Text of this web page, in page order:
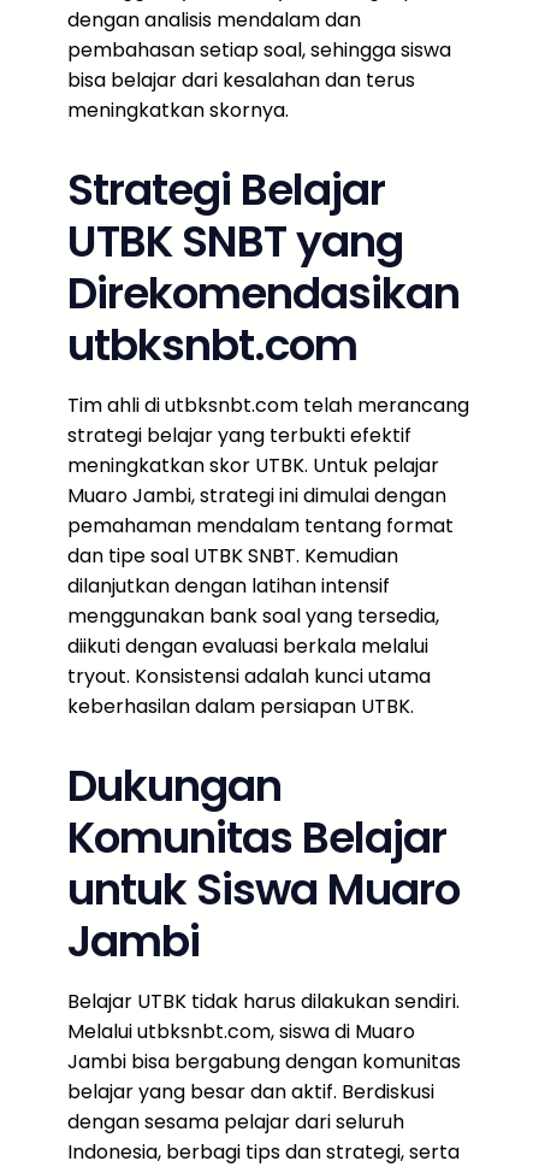
dengan analisis mendalam dan
pembahasan setiap soal, sehingga siswa
bisa belajar dari kesalahan dan terus
meningkatkan skornya.
Strategi Belajar
UTBK SNBT yang
Direkomendasikan
utbksnbt.com
Tim ahli di utbksnbt.com telah merancang
strategi belajar yang terbukti efektif
meningkatkan skor UTBK. Untuk pelajar
Muaro Jambi, strategi ini dimulai dengan
pemahaman mendalam tentang format
dan tipe soal UTBK SNBT. Kemudian
dilanjutkan dengan latihan intensif
menggunakan bank soal yang tersedia,
diikuti dengan evaluasi berkala melalui
tryout. Konsistensi adalah kunci utama
keberhasilan dalam persiapan UTBK.
Dukungan
Komunitas Belajar
untuk Siswa Muaro
Jambi
Belajar UTBK tidak harus dilakukan sendiri.
Melalui utbksnbt.com, siswa di Muaro
Jambi bisa bergabung dengan komunitas
belajar yang besar dan aktif. Berdiskusi
dengan sesama pelajar dari seluruh
Indonesia, berbagi tips dan strategi, serta